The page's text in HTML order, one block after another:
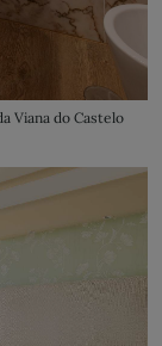
- Pousada Viana do Castelo